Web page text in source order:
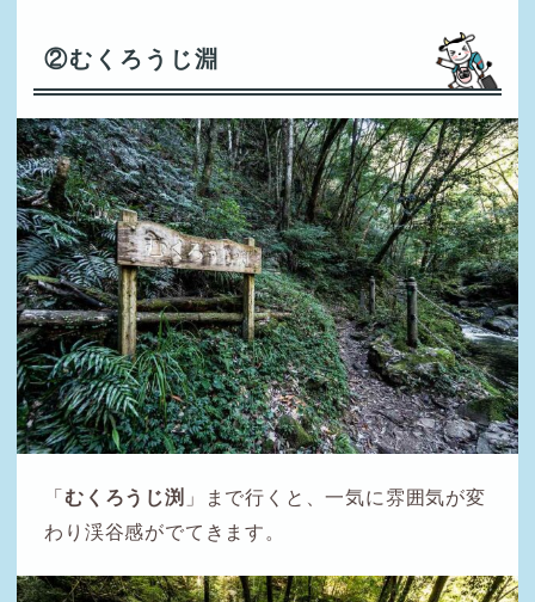
②むくろうじ淵
「むくろうじ渕 」まで行くと、一気に雰囲気が変
わり渓谷感がでてきます。